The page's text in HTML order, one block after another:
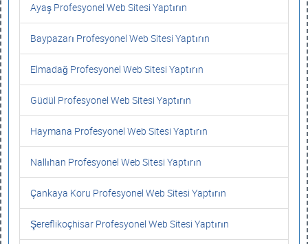
Ayaş Profesyonel Web Sitesi Yaptırın
Baypazarı Profesyonel Web Sitesi Yaptırın
Elmadağ Profesyonel Web Sitesi Yaptırın
Güdül Profesyonel Web Sitesi Yaptırın
Haymana Profesyonel Web Sitesi Yaptırın
Nallıhan Profesyonel Web Sitesi Yaptırın
Çankaya Koru Profesyonel Web Sitesi Yaptırın
Şereflikoçhisar Profesyonel Web Sitesi Yaptırın